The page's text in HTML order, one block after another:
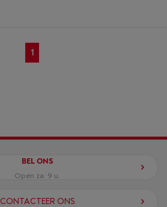
1
BEL ONS
Open za. 9 u.
CONTACTEER ONS